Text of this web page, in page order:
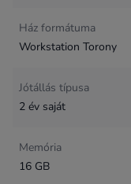
Ház formátuma
Workstation Torony
Jótállás típusa
2 év saját
Memória
16 GB